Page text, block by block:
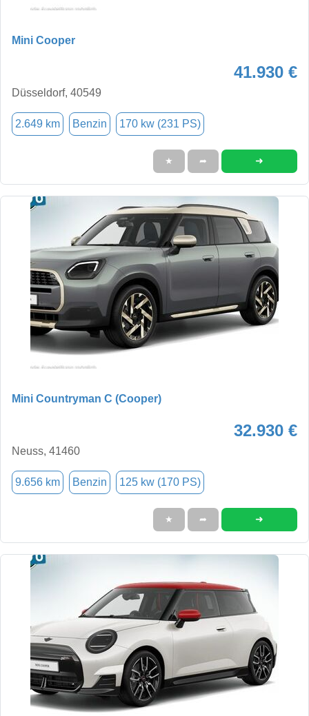
Mini Cooper
41.930 €
Düsseldorf, 40549
2.649 km Benzin 170 kw (231 PS)
★ ➦ ➜
Mini Countryman C (Cooper)
32.930 €
Neuss, 41460
9.656 km Benzin 125 kw (170 PS)
★ ➦ ➜